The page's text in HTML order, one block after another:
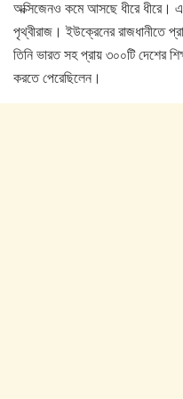
অক্সিজেনও কমে আসছে ধীরে ধীরে।
পৃথ্বীরাজ। ইউক্রেনের রাজধানীতে
তিনি ভারত সহ প্রায় ৩০০টি দেশের
করতে পেরেছিলেন।